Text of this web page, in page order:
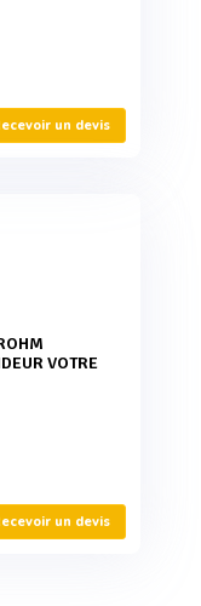
un devis
VOTRE
un devis